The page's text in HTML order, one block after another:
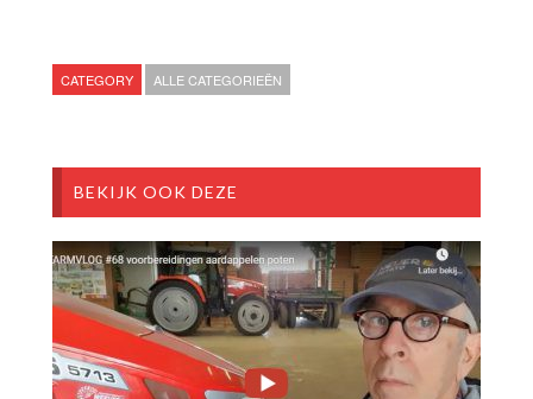
CATEGORY ALLE CATEGORIEËN
BEKIJK OOK DEZE